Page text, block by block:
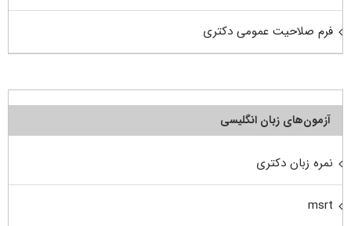
فرم صلاحیت عمومی دکتری
آزمون‌های زبان انگلیسی
نمره زبان دکتری
msrt